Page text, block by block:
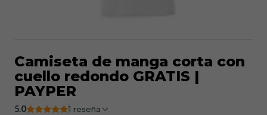
Camiseta de manga corta con
cuello redondo GRATIS |
PAYPER
5.0 1 reseña